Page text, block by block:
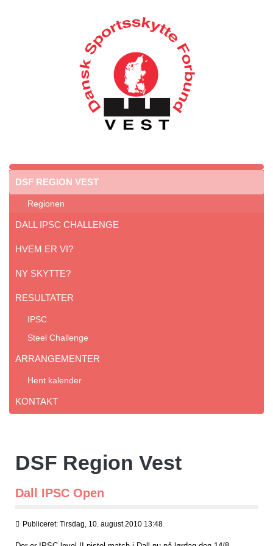
DSF REGION VEST
Regionen
DALL IPSC CHALLENGE
HVEM ER VI?
NY SKYTTE?
RESULTATER
IPSC
Steel Challenge
ARRANGEMENTER
Hent kalender
KONTAKT
DSF Region Vest
Dall IPSC Open
Publiceret: Tirsdag, 10. august 2010 13:48